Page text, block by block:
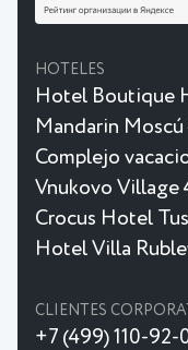
HOTELES
Hotel Boutique
Mandarin Moscú
Complejo
Vnukovo Village
Crocus Hotel
Hotel Villa
CLIENTES
+7 (499) 110-92-